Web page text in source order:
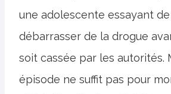
une adolescente essayant
débarrasser de la drogue
soit cassée par les autorités.
épisode ne suffit pas pour